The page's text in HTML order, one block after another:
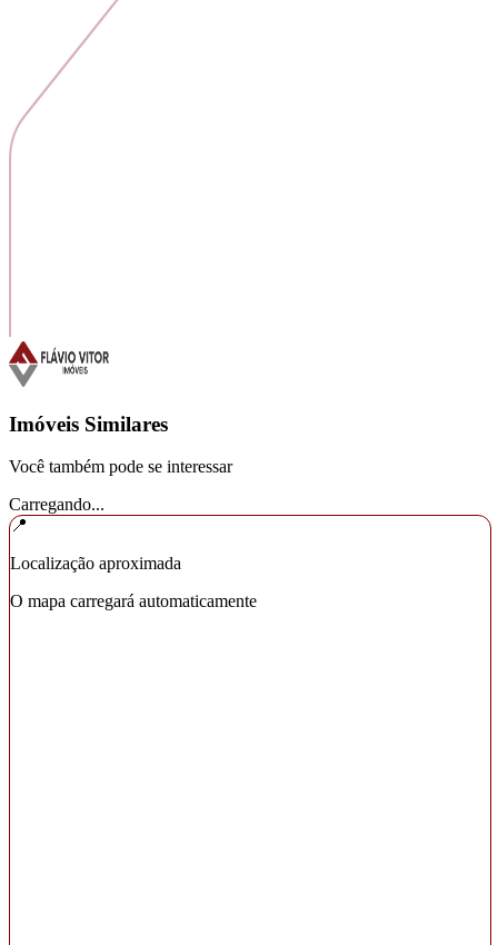
Imóveis Similares
Você também pode se interessar
Carregando...
📍
Localização aproximada
O mapa carregará automaticamente